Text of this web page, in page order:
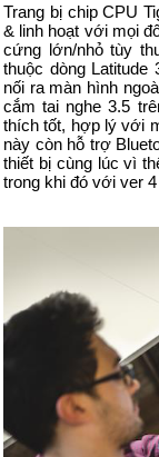
Trang bị chip CPU
& linh hoạt với mọi
cứng lớn/nhỏ tùy
thuộc dòng
nối ra màn hình
cắm tai nghe 3.5
thích tốt, hợp lý với
này còn hỗ trợ
thiết bị cùng lúc vì
trong khi đó với ver